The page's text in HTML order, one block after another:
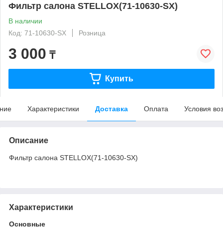
Фильтр салона STELLOX(71-10630-SX)
В наличии
Код: 71-10630-SX
Розница
3 000 ₸
Купить
Характеристики Доставка Оплата Условия
Описание
Фильтр салона STELLOX(71-10630-SX)
Характеристики
Основные